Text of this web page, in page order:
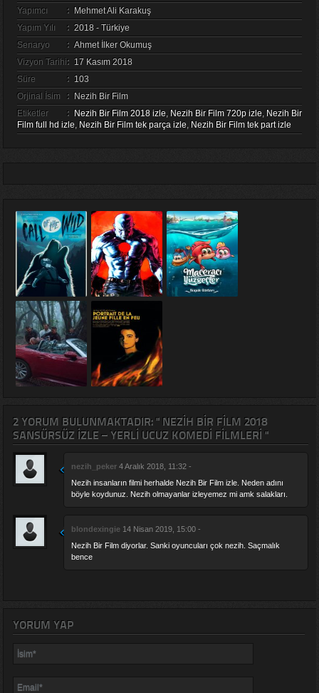
Yapımcı
: Mehmet Ali Karakuş
Yapım Yılı
: 2018 - Türkiye
Senaryo
: Ahmet İlker Okumuş
Vizyon Tarihi: 17 Kasım 2018
Süre
: 103
Orjinal İsim
: Nezih Bir Film
Etiketler
: Nezih Bir Film 2018 izle, Nezih Bir Film 720p izle, Nezih Bir
Film full hd izle, Nezih Bir Film tek parça izle, Nezih Bir Film tek part izle
2 YORUM BULUNMAKTADIR: " NEZIH BIR FILM 2018
SANSÜRSÜZ IZLE – YERLI UCUZ KOMEDI FILMLERI "
nezih_peker 4 Aralık 2018, 11:32 -
Nezih insanların filmi herhalde Nezih Bir Film izle. Neden adını
böyle koydunuz. Nezih olmayanlar izleyemez mi amk salakları.
blondexingie 14 Nisan 2019, 15:00 -
Nezih Bir Film diyorlar. Sanki oyuncuları çok nezih. Saçmalık
bence
YORUM YAP